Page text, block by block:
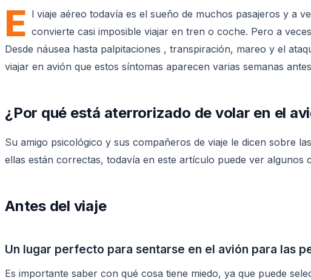
E l viaje aéreo todavía es el sueño de muchos pasajeros y a
convierte casi imposible viajar en tren o coche. Pero a
Desde náusea hasta palpitaciones , transpiración, mareo y el
viajar en avión que estos síntomas aparecen varias semanas
¿Por qué está aterrorizado de volar en el
Su amigo psicológico y sus compañeros de viaje le dicen sobre
ellas están correctas, todavía en este artículo puede ver
Antes del viaje
Un lugar perfecto para sentarse en el avión para las
Es importante saber con qué cosa tiene miedo, ya que puede